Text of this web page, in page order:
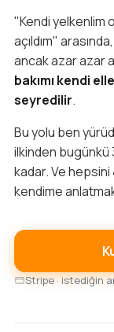
"Kendi yelkenlim
açıldım"
ancak azar azar
bakımı kendi
seyredilir.
Bu yolu ben
ilkinden bugünkü
kadar. Ve hepsini
kendime
Stripe · istediğin